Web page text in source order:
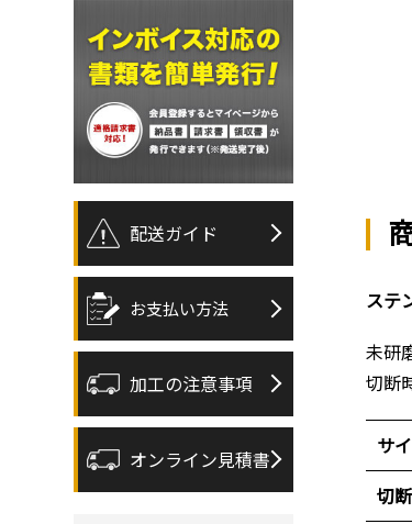
ステ
未研
切断
サ
切
配送ガイド
お支払い方法
加工の注意事項
オンライン見積書